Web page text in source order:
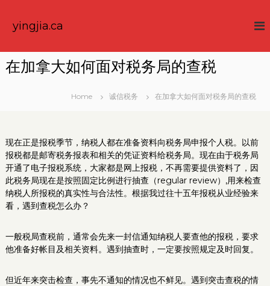
yingjia.ca
在加拿大如何面对税务局的查税
Home 诚信税务 在加拿大如何面对税务局的查税
现在正是报税季节，纳税人都在准备资料向税务局申报个人税。以前
报税都是邮寄税务报表和相关的凭证资料给税务局。现在由于税务局
开通了电子报税系统，大家都是网上报税，不再需要提供资料了，因
此税务局现在是按照固定比例进行抽查（regular review）,用来检查
纳税人所报税的真实性与合法性。根据我过往十五年报税从业经验来
看，遇到查税怎么办？
一般税局查税前，通常会先来一封信通知纳税人要查他的报税，要求
他准备好帐目及相关资料。遇到抽查时，一定要按照规定及时回复。
但近年来突击检查，事先不通知的情况也不鲜见。遇到突击查税的情